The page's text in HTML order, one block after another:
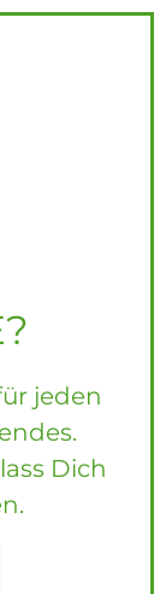
jeden
Dich